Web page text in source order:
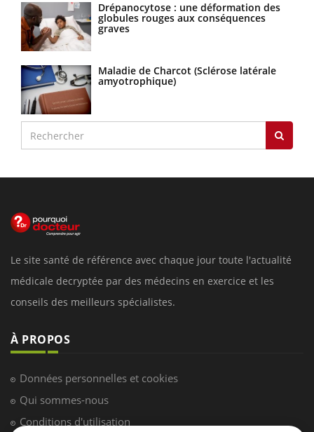
Drépanocytose : une déformation des
globules rouges aux conséquences
graves
Maladie de Charcot (Sclérose latérale
amyotrophique)
Le site santé de référence avec chaque jour toute l'actualité
médicale decryptée par des médecins en exercice et les
conseils des meilleurs spécialistes.
À PROPOS
Données personnelles et cookies
Qui sommes-nous
Conditions d'utilisation